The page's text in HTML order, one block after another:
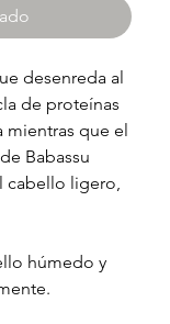
desenreda al
de proteínas
mientras que el
Babassu
cabello ligero,
húmedo y